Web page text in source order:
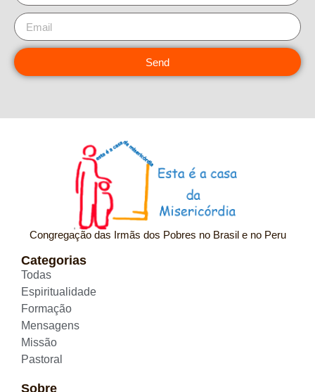
Send
Congregação das Irmãs dos Pobres no Brasil e no Peru
Categorias
Todas
Espiritualidade
Formação
Mensagens
Missão
Pastoral
Sobre